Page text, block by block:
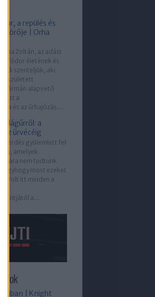
a repülés és
úttörője | Orha
Zoltán, az adást
Tódor életének és
szenteljük, aki
született
Kármán alapvető
a
és az űrhajózás...
világűrről: a
az űrvécéig
kérdés gyülemlett fel
amelyek
nem tudtunk
úgyhogy most ezeket
Volt itt minden a
a...
bajban | Knight